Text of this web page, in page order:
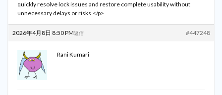
quickly resolve lock issues and restore complete usability without
unnecessary delays or risks.</p>
2026年4月8日 8:50 PM #447248
返信
Rani Kumari